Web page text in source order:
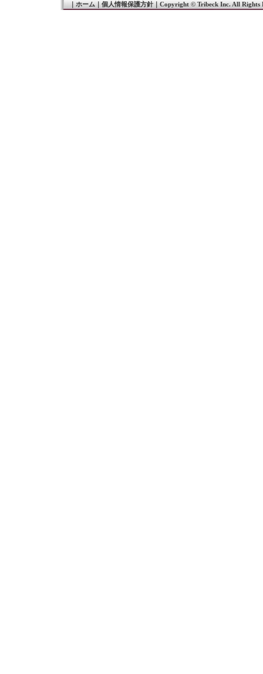
ホーム｜ 個人情報保護方針｜ Copyright © Tribeck Inc. All Rights